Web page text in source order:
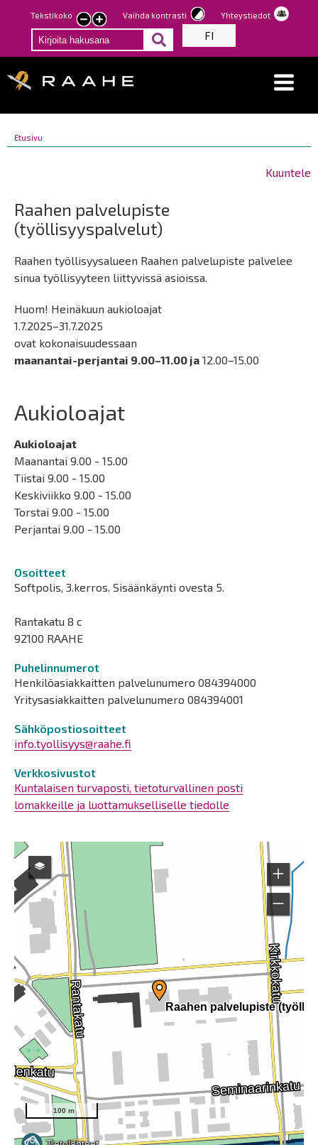
Hyppää
pääsisältöön
Tekstikoko
Pienennä
tekstin
kokoa
Suurenna
tekstin
kokoa
Vaihda kontrasti Yhteystiedot
FI
Breadcrumbs
You
Etusivu
Kuuntele
Raahen palvelupiste
(työllisyyspalvelut)
Raahen työllisyysalueen Raahen palvelupiste palvelee
sinua työllisyyteen liittyvissä asioissa.
Huom! Heinäkuun aukioloajat
1.7.2025–31.7.2025
ovat kokonaisuudessaan
maanantai-perjantai 9.00–11.00 ja 12.00–15.00
Aukioloajat
Aukioloajat
Maanantai 9.00 - 15.00
Tiistai 9.00 - 15.00
Keskiviikko 9.00 - 15.00
Torstai 9.00 - 15.00
Perjantai 9.00 - 15.00
Osoitteet
Softpolis, 3.kerros. Sisäänkäynti ovesta 5.
Rantakatu 8 c
92100 RAAHE
Puhelinnumerot
Henkilöasiakkaitten palvelunumero 084394000
Yritysasiakkaitten palvelunumero 084394001
Sähköpostiosoitteet
info.tyollisyys@raahe.fi
Verkkosivustot
Kuntalaisen turvaposti, tietoturvallinen posti
lomakkeille ja luottamukselliselle tiedolle